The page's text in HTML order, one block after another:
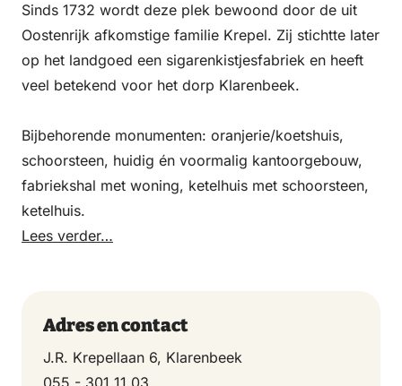
Sinds 1732 wordt deze plek bewoond door de uit
Oostenrijk afkomstige familie Krepel. Zij stichtte later
op het landgoed een sigarenkistjesfabriek en heeft
veel betekend voor het dorp Klarenbeek.
Bijbehorende monumenten: oranjerie/koetshuis,
schoorsteen, huidig én voormalig kantoorgebouw,
fabriekshal met woning, ketelhuis met schoorsteen,
ketelhuis.
Lees verder…
Adres en contact
J.R. Krepellaan 6, Klarenbeek
055 - 301 11 03